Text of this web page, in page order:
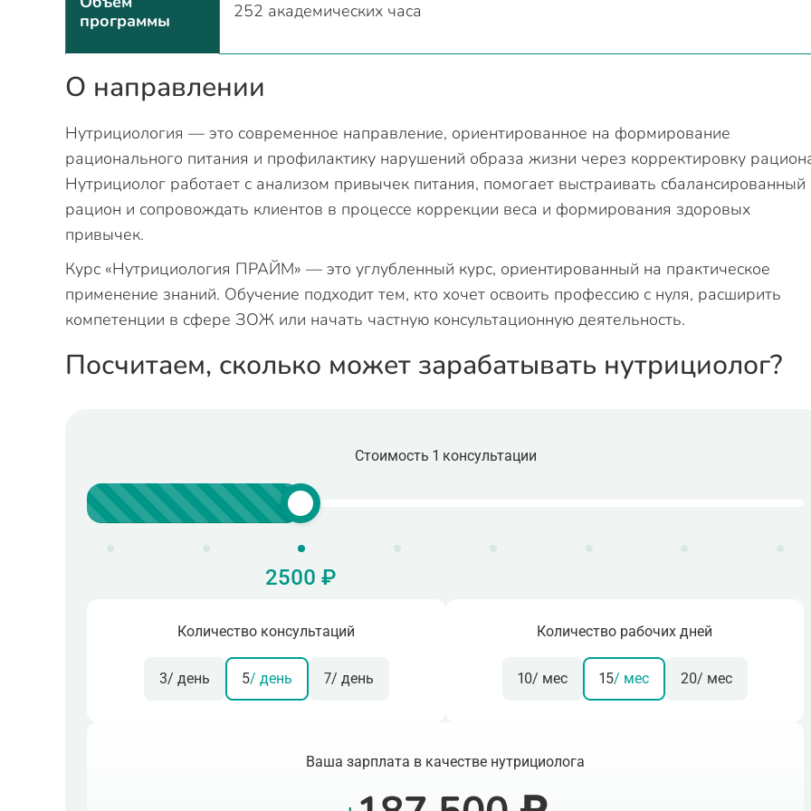
программы
252 академических часа
О направлении
Нутрициология — это современное направление, ориентированное на формирование
рационального питания и профилактику нарушений образа жизни через корректировку
Нутрициолог работает с анализом привычек питания, помогает выстраивать сбалансированный
рацион и сопровождать клиентов в процессе коррекции веса и формирования здоровых
привычек.
Курс «Нутрициология ПРАЙМ» — это углубленный курс, ориентированный на практическое
применение знаний. Обучение подходит тем, кто хочет освоить профессию с нуля, расширить
компетенции в сфере ЗОЖ или начать частную консультационную деятельность.
Посчитаем, сколько может зарабатывать нутрициолог?
Стоимость 1 консультации
2500 ₽
Количество консультаций
3/ день 5/ день 7/ день
Количество рабочих дней
10/ мес 15/ мес 20/ мес
Ваша зарплата в качестве нутрициолога